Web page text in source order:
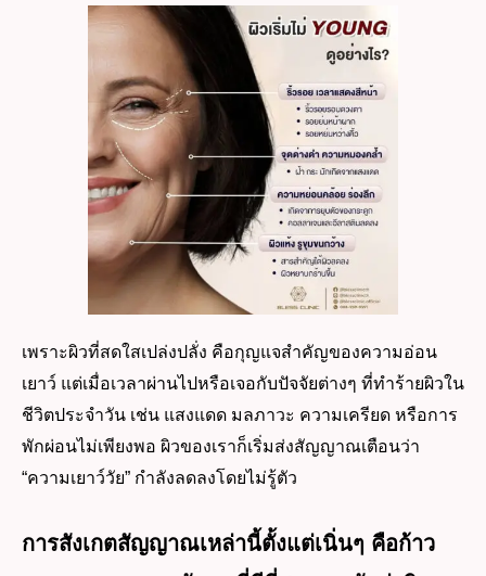
เพราะผิวที่สดใสเปล่งปลั่ง คือกุญแจสำคัญของความอ่อน
เยาว์ แต่เมื่อเวลาผ่านไปหรือเจอกับปัจจัยต่างๆ ที่ทำร้ายผิวใน
ชีวิตประจำวัน เช่น แสงแดด มลภาวะ ความเครียด หรือการ
พักผ่อนไม่เพียงพอ ผิวของเราก็เริ่มส่งสัญญาณเตือนว่า
“ความเยาว์วัย” กำลังลดลงโดยไม่รู้ตัว
การสังเกตสัญญาณเหล่านี้ตั้งแต่เนิ่นๆ คือก้าว